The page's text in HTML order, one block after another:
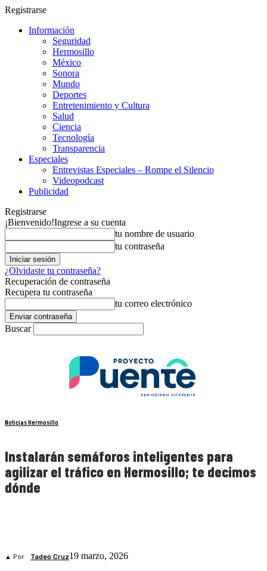
Registrarse
Información
Seguridad
Hermosillo
México
Sonora
Mundo
Deportes
Entretenimiento y Cultura
Salud
Ciencia
Tecnología
Transparencia
Especiales
Entrevistas Especiales – Rompe el Silencio
Videopodcast
Publicidad
Registrarse
¡Bienvenido!Ingrese a su cuenta
tu nombre de usuario
tu contraseña
¿Olvidaste tu contraseña?
Recuperación de contraseña
Recupera tu contraseña
tu correo electrónico
Buscar
Noticias Hermosillo
Instalarán semáforos inteligentes para
agilizar el tráfico en Hermosillo; te decimos
dónde
▲ Por Tadeo Cruz19 marzo, 2026